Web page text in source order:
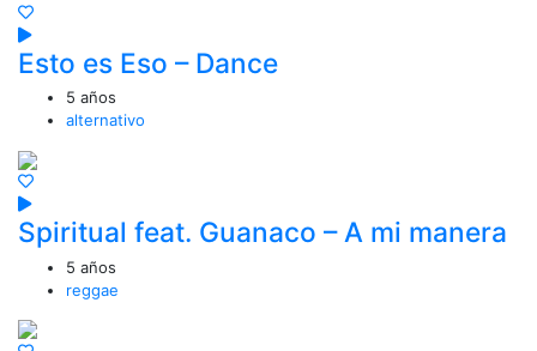
Esto es Eso – Dance
5 años
alternativo
Spiritual feat. Guanaco – A mi manera
5 años
reggae